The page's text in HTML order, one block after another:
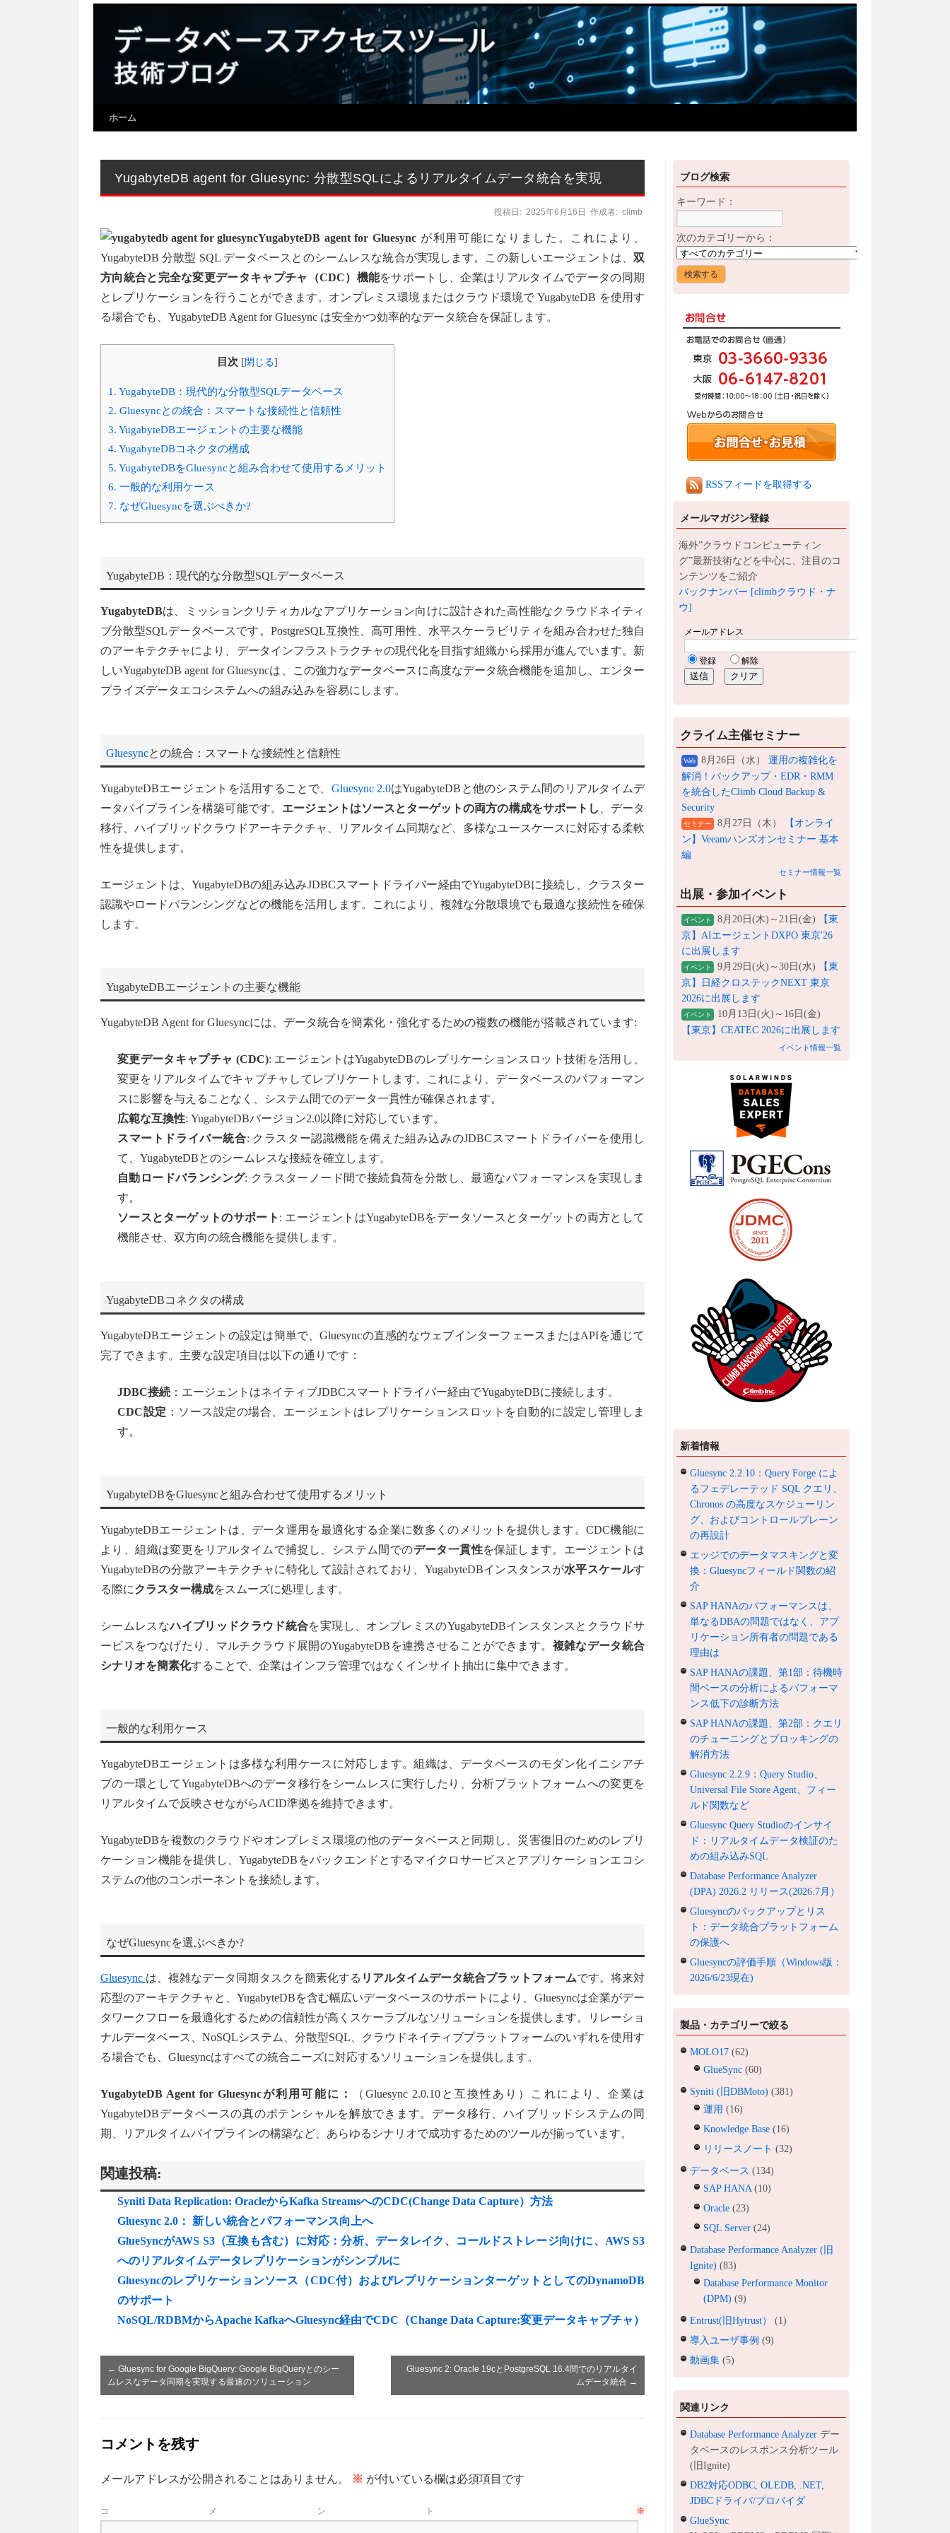
ホーム
YugabyteDB agent for Gluesync: 分散型SQLによるリアルタイムデータ統合を実現
投稿日: 2025年6月16日 作成者: climb
YugabyteDB agent for Gluesync が利用可能になりました。これにより、
YugabyteDB 分散型 SQL データベースとのシームレスな統合が実現します。この新しいエージェントは、 双
方向統合と完全な変更データキャプチャ（CDC）機能をサポートし、企業はリアルタイムでデータの同期
とレプリケーションを行うことができます。オンプレミス環境またはクラウド環境で YugabyteDB を使用す
る場合でも、YugabyteDB Agent for Gluesync は安全かつ効率的なデータ統合を保証します。
目次 [閉じる]
1. YugabyteDB：現代的な分散型SQLデータベース
2. Gluesyncとの統合：スマートな接続性と信頼性
3. YugabyteDBエージェントの主要な機能
4. YugabyteDBコネクタの構成
5. YugabyteDBをGluesyncと組み合わせて使用するメリット
6. 一般的な利用ケース
7. なぜGluesyncを選ぶべきか?
YugabyteDB：現代的な分散型SQLデータベース
YugabyteDBは、ミッションクリティカルなアプリケーション向けに設計された高性能なクラウドネイティ
ブ分散型SQLデータベースです。PostgreSQL互換性、高可用性、水平スケーラビリティを組み合わせた独自
のアーキテクチャにより、データインフラストラクチャの現代化を目指す組織から採用が進んでいます。新
しいYugabyteDB agent for Gluesyncは、この強力なデータベースに高度なデータ統合機能を追加し、エンター
プライズデータエコシステムへの組み込みを容易にします。
Gluesyncとの統合：スマートな接続性と信頼性
YugabyteDBエージェントを活用することで、 Gluesync 2.0はYugabyteDBと他のシステム間のリアルタイムデ
ータパイプラインを構築可能です。 エージェントはソースとターゲットの両方の構成をサポート し
、データ
移行、ハイブリッドクラウドアーキテクチャ、リアルタイム同期など、多様なユースケースに対応する柔軟
性を提供します。
エージェントは、YugabyteDBの組み込みJDBCスマートドライバー経由でYugabyteDBに接続し、クラスター
認識やロードバランシングなどの機能を活用します。これにより、複雑な分散環境でも最適な接続性を確保
します。
YugabyteDBエージェントの主要な機能
YugabyteDB Agent for Gluesyncには、データ統合を簡素化・強化するための複数の機能が搭載されています:
変更データキャプチャ (CDC): エージェントはYugabyteDBのレプリケーションスロット技術を活用し、
変更をリアルタイムでキャプチャしてレプリケートします。これにより、データベースのパフォーマン
スに影響を与えることなく、システム間でのデータ一貫性が確保されます。
広範な互換性: YugabyteDBバージョン2.0以降に対応しています。
スマートドライバー統合: クラスター認識機能を備えた組み込みのJDBCスマートドライバーを使用し
て、YugabyteDBとのシームレスな接続を確立します。
自動ロードバランシング: クラスターノード間で接続負荷を分散し、最適なパフォーマンスを実現しま
す。
ソースとターゲットのサポート : エージェントはYugabyteDBをデータソースとターゲットの両方として
機能させ、双方向の統合機能を提供します。
YugabyteDBコネクタの構成
YugabyteDBエージェントの設定は簡単で、Gluesyncの直感的なウェブインターフェースまたはAPIを通じて
完了できます。主要な設定項目は以下の通りです：
JDBC接続 ：エージェントはネイティブJDBCスマートドライバー経由でYugabyteDBに接続します。
CDC設定 ：ソース設定の場合、エージェントはレプリケーションスロットを自動的に設定し管理しま
す。
YugabyteDBをGluesyncと組み合わせて使用するメリット
YugabyteDBエージェントは、データ運用を最適化する企業に数多くのメリットを提供します。CDC機能に
より、組織は変更をリアルタイムで捕捉し、システム間でのデータ一貫性を保証します。エージェントは
YugabyteDBの分散アーキテクチャに特化して設計されており、YugabyteDBインスタンスが水平スケールす
る際にクラスター構成をスムーズに処理します。
シームレスなハイブリッドクラウド統合を実現し、オンプレミスのYugabyteDBインスタンスとクラウドサ
ービスをつなげたり、マルチクラウド展開のYugabyteDBを連携させることができます。 複雑なデータ統合
シナリオを簡素化することで、企業はインフラ管理ではなくインサイト抽出に集中できます。
一般的な利用ケース
YugabyteDBエージェントは多様な利用ケースに対応します。組織は、データベースのモダン化イニシアチ
ブの一環としてYugabyteDBへのデータ移行をシームレスに実行したり、分析プラットフォームへの変更を
リアルタイムで反映させながらACID準拠を維持できます。
YugabyteDBを複数のクラウドやオンプレミス環境の他のデータベースと同期し、災害復旧のためのレプリ
ケーション機能を提供し、YugabyteDBをバックエンドとするマイクロサービスとアプリケーションエコシ
ステムの他のコンポーネントを接続します。
なぜGluesyncを選ぶべきか?
Gluesync は、複雑なデータ同期タスクを簡素化する リアルタイムデータ統合プラットフォームです。将来対
応型のアーキテクチャと、YugabyteDBを含む幅広いデータベースのサポートにより、Gluesyncは企業がデー
タワークフローを最適化するための信頼性が高くスケーラブルなソリューションを提供します。リレーショ
ナルデータベース、NoSQLシステム、分散型SQL、クラウドネイティブプラットフォームのいずれを使用す
る場合でも、Gluesyncはすべての統合ニーズに対応するソリューションを提供します。
YugabyteDB Agent for Gluesyncが利用可能に：
（Gluesync 2.0.10と互換性あり）これにより、企業は
YugabyteDBデータベースの真のポテンシャルを解放できます。データ移行、ハイブリッドシステムの同
期、リアルタイムパイプラインの構築など、あらゆるシナリオで成功するためのツールが揃っています。
関連投稿:
Syniti Data Replication: OracleからKafka StreamsへのCDC(Change Data Capture）方法
Gluesync 2.0： 新しい統合とパフォーマンス向上へ
GlueSyncがAWS S3（互換も含む）に対応：分析、データレイク、コールドストレージ向けに、AWS S3
へのリアルタイムデータレプリケーションがシンプルに
Gluesyncのレプリケーションソース（CDC付）およびレプリケーションターゲットとしてのDynamoDB
のサポート
NoSQL/RDBMからApache KafkaへGluesync経由でCDC（Change Data Capture:変更データキャプチャ）
← Gluesync for Google BigQuery: Google BigQueryとのシー
ムレスなデータ同期を実現する最速のソリューション
Gluesync 2: Oracle 19cとPostgreSQL 16.4間でのリアルタイ
ムデータ統合 →
コメントを残す
メールアドレスが公開されることはありません。 ※ が付いている欄は必須項目です
コメント ※
ブログ検索
キーワード：
次のカテゴリーから：
RSSフィードを取得する
メールマガジン登録
海外”クラウドコンピューティン
グ”最新技術などを中心に、注目のコ
ンテンツをご紹介
バックナンバー [climbクラウド・ナ
ウ]
クライム主催セミナー
Web 8月26日（水） 運用の複雑化を
解消！バックアップ・EDR・RMM
を統合したClimb Cloud Backup &
Security
セミナー 8月27日（木）
【オンライ
ン】Veeamハンズオンセミナー 基本
編
セミナー情報一覧
出展・参加イベント
イベント 8月20日(木)～21日(金)
【東
京】AIエージェントDXPO 東京'26
に出展します
イベント 9月29日(火)～30日(水)
【東
京】日経クロステックNEXT 東京
2026に出展します
イベント
10月13日(火)～16日(金)
【東京】CEATEC 2026に出展します
イベント情報一覧
新着情報
Gluesync 2.2.10：Query Forge によ
るフェデレーテッド SQL クエリ、
Chronos の高度なスケジューリン
グ、およびコントロールプレーン
の再設計
エッジでのデータマスキングと変
換：Gluesyncフィールド関数の紹
介
SAP HANAのパフォーマンスは、
単なるDBAの問題ではなく、アプ
リケーション所有者の問題である
理由は
SAP HANAの課題、第1部：待機時
間ベースの分析によるパフォーマ
ンス低下の診断方法
SAP HANAの課題、第2部：クエリ
のチューニングとブロッキングの
解消方法
Gluesync 2.2.9：Query Studio、
Universal File Store Agent、フィー
ルド関数など
Gluesync Query Studioのインサイ
ド：リアルタイムデータ検証のた
めの組み込みSQL
Database Performance Analyzer
(DPA) 2026.2 リリース(2026.7月）
Gluesyncのバックアップとリス
ト：データ統合プラットフォーム
の保護へ
Gluesyncの評価手順（Windows版：
2026/6/23現在)
製品・カテゴリーで絞る
MOLO17 (62)
GlueSync (60)
Syniti (旧DBMoto) (381)
運用 (16)
Knowledge Base (16)
リリースノート (32)
データベース (134)
SAP HANA (10)
Oracle (23)
SQL Server (24)
Database Performance Analyzer (旧
Ignite) (83)
Database Performance Monitor
(DPM) (9)
Entrust(旧Hytrust）
(1)
導入ユーザ事例 (9)
動画集 (5)
関連リンク
Database Performance Analyzer デー
タベースのレスポンス分析ツール
(旧Ignite)
DB2対応ODBC, OLEDB, .NET,
JDBCドライバ/プロバイダ
GlueSync